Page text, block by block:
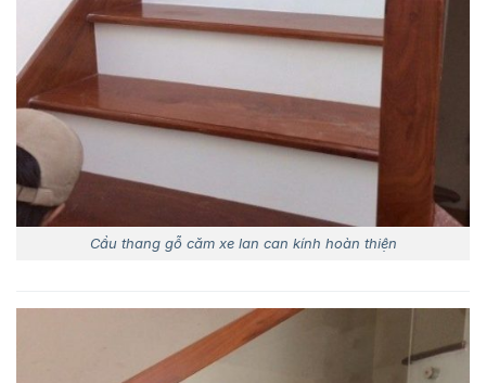
Cầu thang gỗ căm xe lan can kính hoàn thiện